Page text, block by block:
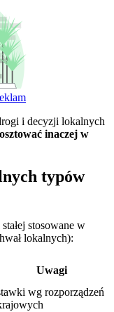
i decyzji lokalnych
inaczej w
typów
stosowane w
lokalnych):
Uwagi
wg rozporządzeń